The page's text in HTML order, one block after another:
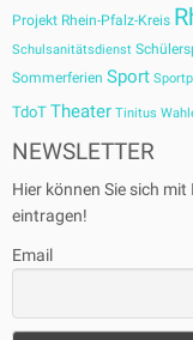
Projekt Rhein-Pfalz-Kreis
Schulsanitätsdienst
Sommerferien Sport
TdoT Theater Tinitus
NEWSLETTER
Hier können Sie sich
eintragen!
Email